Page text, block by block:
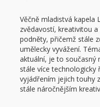
Věčně mladistvá kapela
zvědavostí, kreativitou
podněty, přičemž stále
umělecky vyvážení.
aktuální, je to současný
stále více
vyjádřením jejich touhy
stále náročnějším